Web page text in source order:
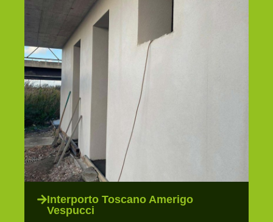
Interporto Toscano Amerigo
Vespucci